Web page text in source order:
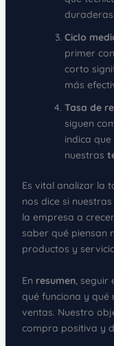
duraderas.
Ciclo
primer
corto
más
Tasa de
siguen
indica
nuestras
Es vital analizar la
nos dice si nuestras
la empresa a
saber qué piensan
productos y
En resumen, seguir
qué funciona y qué
ventas. Nuestro
compra positiva y